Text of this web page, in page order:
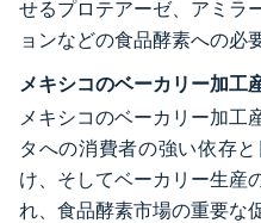
せるプロテアーゼ、アミラ
ョンなどの食品酵素への必
メキシコのベーカリー加工
メキシコのベーカリー加工
タへの消費者の強い依存
け、そしてベーカリー生産
れ、食品酵素市場の重要な